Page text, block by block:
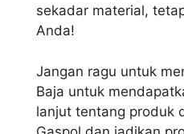
sekadar material,
Anda!
Jangan ragu untuk
Baja untuk
lanjut tentang produk